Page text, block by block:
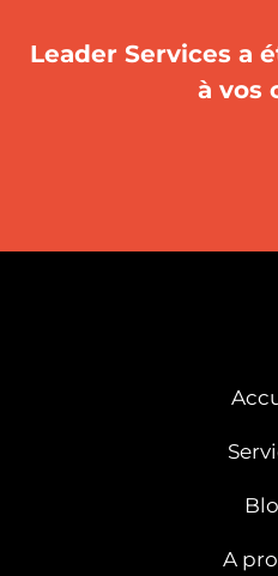
Leader Services a
à vos
A